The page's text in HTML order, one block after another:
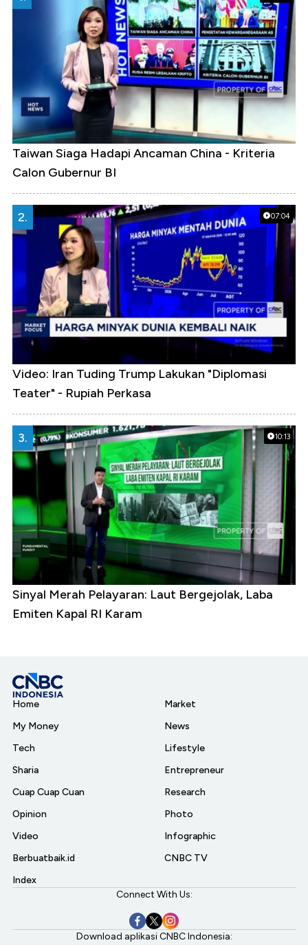
Taiwan Siaga Hadapi Ancaman China - Kriteria
Calon Gubernur BI
07:04
2.
Video: Iran Tuding Trump Lakukan "Diplomasi
Teater" - Rupiah Perkasa
10:13
3.
Sinyal Merah Pelayaran: Laut Bergejolak, Laba
Emiten Kapal RI Karam
Home
My Money
Tech
Sharia
Cuap Cuap Cuan
Opinion
Video
Berbuatbaik.id
Index
Market
News
Lifestyle
Entrepreneur
Research
Photo
Infographic
CNBC TV
Connect With Us:
Download aplikasi CNBC Indonesia: